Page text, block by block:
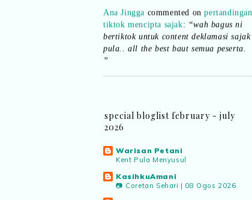
tiktok mencipta sajak:“wah bagus ni
bertiktok untuk content deklamasi sajak
pula.. all the best baut semua peserta.
”
Syaz Rahimcommented ondari idea ke
aktiviti interaktif program. Inovasi AI
dan teknologi digital terbaik!”
Syaz Rahim commented on
“Menarik sungguh Pertandingan TikTok
Mencipta Sajak Kemerdekaan 2026 dari
special bloglist february - july
2026
Warisan Petani
Kent Pula Menyusul
KasihkuAmani
📷 Coretan Sehari | 08 Ogos 2026